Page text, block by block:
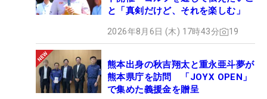
と「真剣だけど、それを楽しむ」
2026年8月6日 (木) 17時43分 19
熊本出身の秋吉翔太と重永亜斗夢が
熊本県庁を訪問 「JOYX OPEN」
で集めた義援金を贈呈